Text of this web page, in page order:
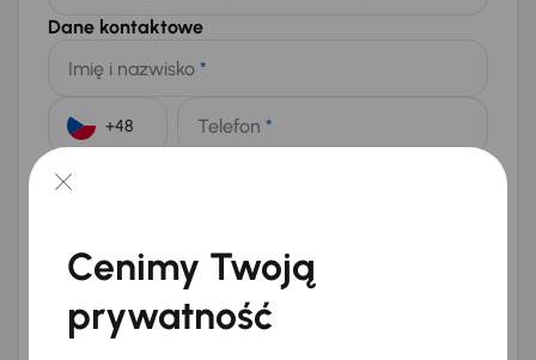
Dane kontaktowe
Imię i nazwisko *
Telefon *
E-mail
Na numer telefonu (opcjonalnie)
Wyślij zapytanie
Cenimy Twoją
prywatność